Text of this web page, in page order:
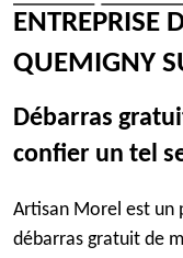
ENTREPRISE
QUEMIGNY
Débarras
confier un tel
Artisan Morel est un
débarras gratuit de